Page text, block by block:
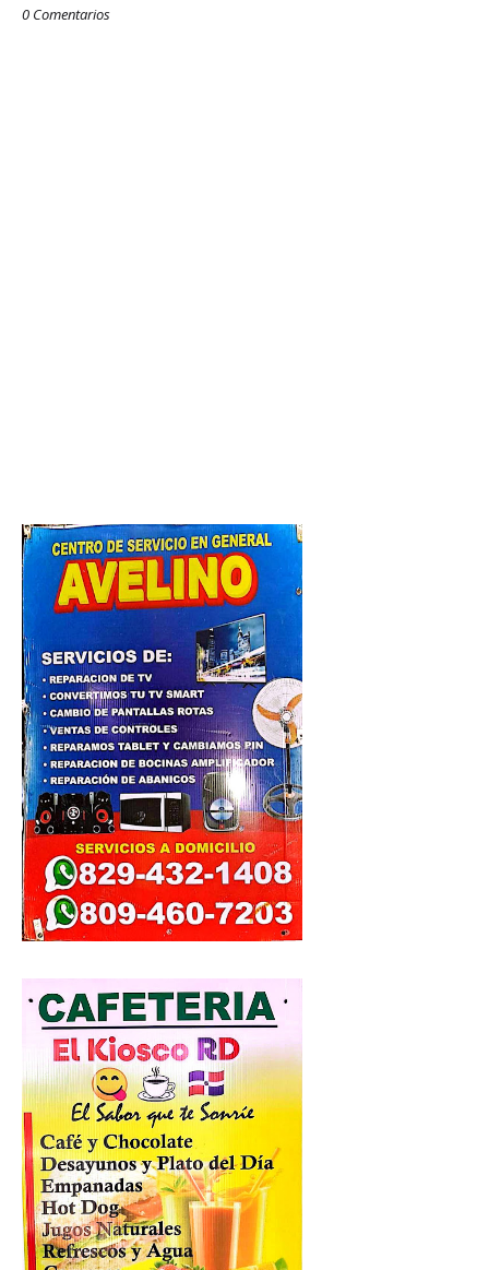
0 Comentarios